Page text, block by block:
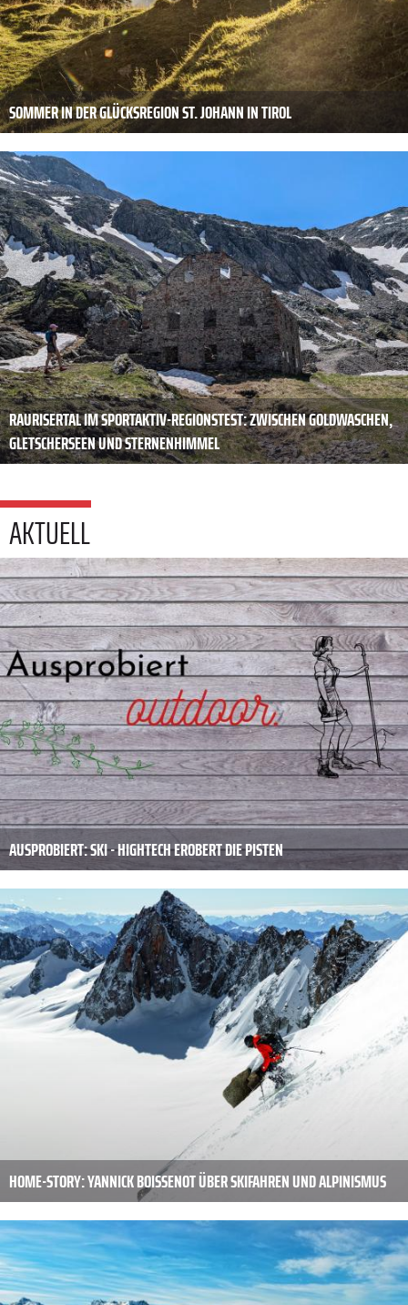
SOMMER IN DER GLÜCKSREGION ST. JOHANN IN TIROL
RAURISERTAL IM SPORTAKTIV-REGIONSTEST: ZWISCHEN GOLDWASCHEN,
GLETSCHERSEEN UND STERNENHIMMEL
AKTUELL
AUSPROBIERT: SKI - HIGHTECH EROBERT DIE PISTEN
HOME-STORY: YANNICK BOISSENOT ÜBER SKIFAHREN UND ALPINISMUS